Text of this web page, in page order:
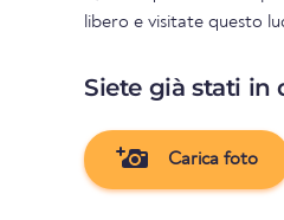
libero e visitate questo
Siete già stati in
Carica foto